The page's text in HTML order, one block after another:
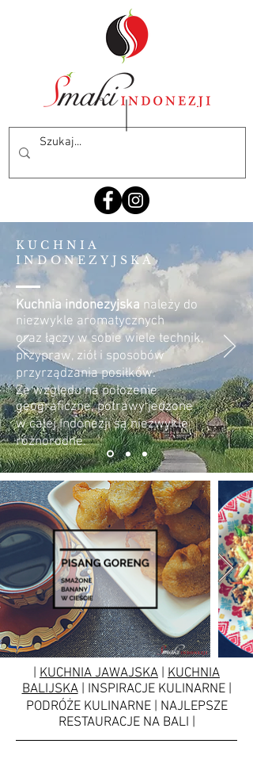
KUCHNIA
INDONEZYJSKA
Kuchnia indonezyjska należy do
niezwykle aromatycznych
oraz łączy w sobie wiele technik,
przypraw, ziół i sposobów
przyrządzania posiłków.
Ze względu na położenie
geograficzne, potrawy jedzone
w całej Indonezji są niezwykle
różnorodne.
| KUCHNIA JAWAJSKA | KUCHNIA
BALIJSKA| INSPIRACJE KULINARNE |
PODRÓŻE KULINARNE | NAJLEPSZE
RESTAURACJE NA BALI |